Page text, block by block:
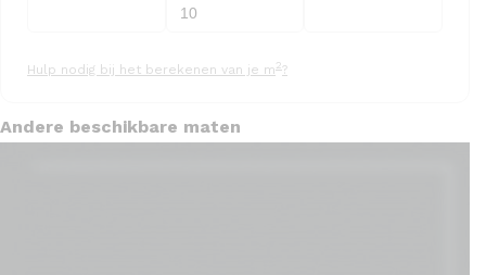
Hulp nodig bij het berekenen van je m 2?
Andere beschikbare maten